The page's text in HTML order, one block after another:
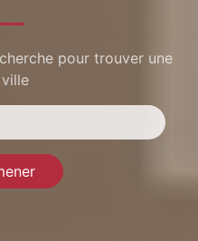
pour trouver une